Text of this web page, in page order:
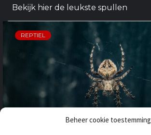
Beheer cookie toestemming
Bekijk hier de leukste spullen
REPTIEL